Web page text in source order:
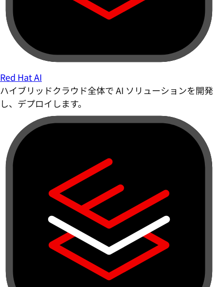
Red Hat AI
ハイブリッドクラウド全体で AI ソリューションを開発
し、デプロイします。